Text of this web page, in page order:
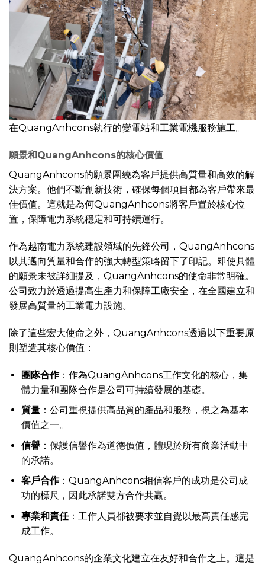
在QuangAnhcons執行的變電站和工業電機服務施工。
願景和QuangAnhcons的核心價值
QuangAnhcons的願景圍繞為客戶提供高質量和高效的解
決方案。他們不斷創新技術，確保每個項目都為客戶帶來最
佳價值。這就是為何QuangAnhcons將客戶置於核心位
置，保障電力系統穩定和可持續運行。
作為越南電力系統建設領域的先鋒公司，QuangAnhcons
以其邁向質量和合作的強大轉型策略留下了印記。即使具體
的願景未被詳細提及，QuangAnhcons的使命非常明確。
公司致力於透過提高生產力和保障工廠安全，在全國建立和
發展高質量的工業電力設施。
除了這些宏大使命之外，QuangAnhcons透過以下重要原
則塑造其核心價值：
團隊合作：作為QuangAnhcons工作文化的核心，集
體力量和團隊合作是公司可持續發展的基礎。
質量：公司重視提供高品質的產品和服務，視之為基本
價值之一。
信譽：保護信譽作為道德價值，體現於所有商業活動中
的承諾。
客戶合作：QuangAnhcons相信客戶的成功是公司成
功的標尺，因此承諾雙方合作共贏。
專業和責任：工作人員都被要求並自覺以最高責任感完
成工作。
QuangAnhcons的企業文化建立在友好和合作之上。這是